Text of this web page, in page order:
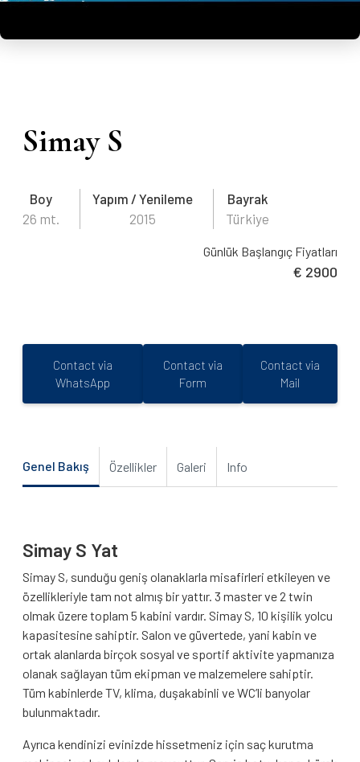
Simay S
Boy
26 mt.
Yapım / Yenileme
2015
Bayrak
Türkiye
Günlük Başlangıç Fiyatları
€ 2900
Contact via
WhatsApp
Contact via
Form
Contact via
Mail
Genel Bakış Özellikler Galeri Info
Simay S Yat
Simay S, sunduğu geniş olanaklarla misafirleri etkileyen ve
özellikleriyle tam not almış bir yattır. 3 master ve 2 twin
olmak üzere toplam 5 kabini vardır. Simay S, 10 kişilik yolcu
kapasitesine sahiptir. Salon ve güvertede, yani kabin ve
ortak alanlarda birçok sosyal ve sportif aktivite yapmanıza
olanak sağlayan tüm ekipman ve malzemelere sahiptir.
Tüm kabinlerde TV, klima, duşakabinli ve WC’li banyolar
bulunmaktadır.
Ayrıca kendinizi evinizde hissetmeniz için saç kurutma